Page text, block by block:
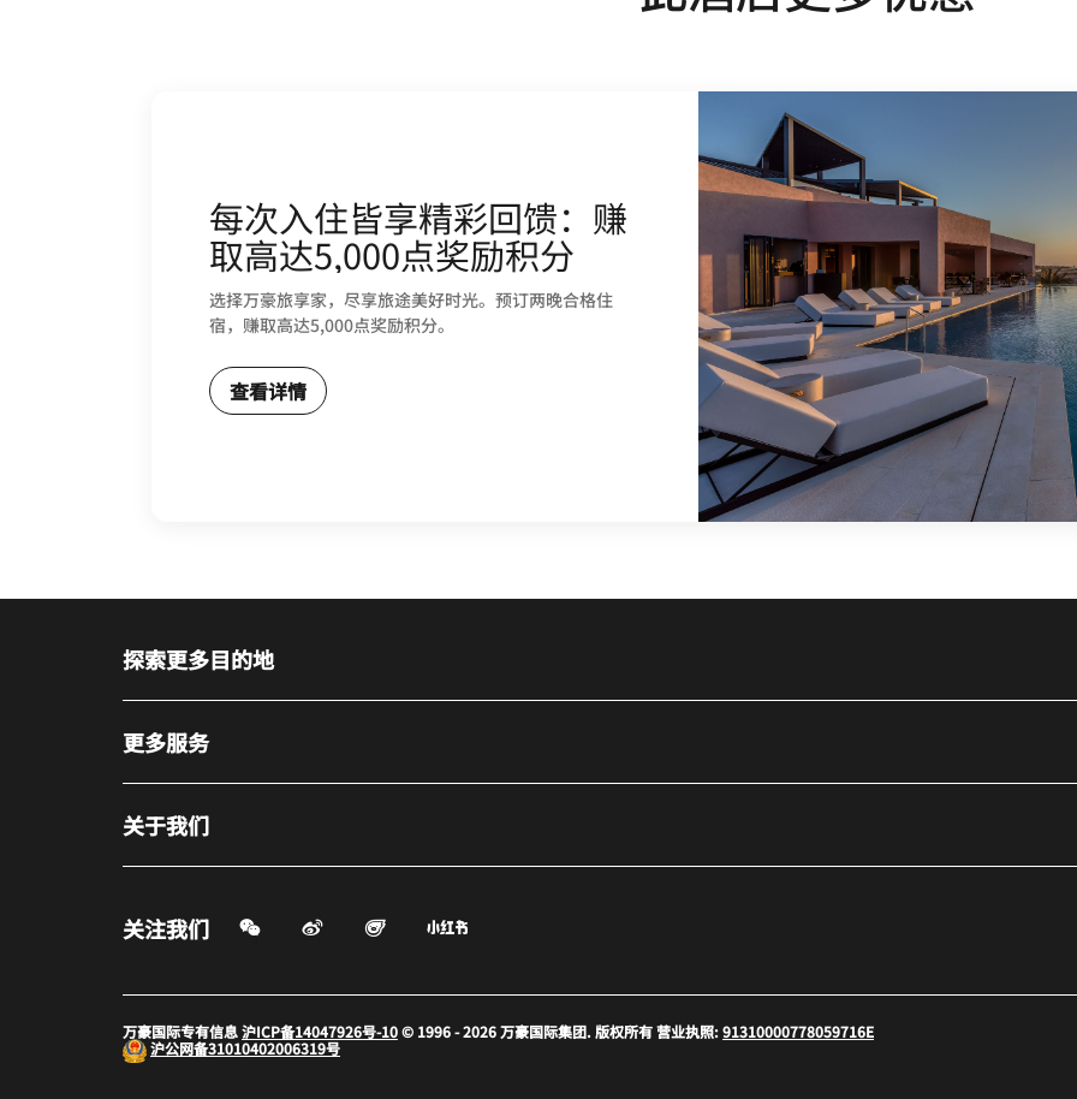
每次入住皆享精彩回馈：赚
取高达5,000点奖励积分
选择万豪旅享家，尽享旅途美好时光。预订两晚合格住
宿，赚取高达5,000点奖励积分。
查看详情
探索更多目的地
更多服务
关于我们
关注我们 微信扫一扫
打开新窗口打开新窗口打开新窗口
万豪国际专有信息沪ICP备14047926号-10© 1996 - 2026 万豪国际集团. 版权所有 营业执照:91310000778059716E
沪公网备31010402006319号